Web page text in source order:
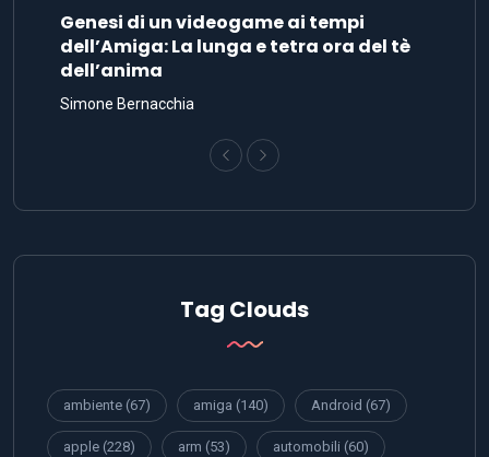
Genesi di un videogame ai tempi
dell’Amiga: La lunga e tetra ora del tè
dell’anima
Simone Bernacchia
Tag Clouds
ambiente (67) amiga (140) Android (67)
apple (228) arm (53) automobili (60)